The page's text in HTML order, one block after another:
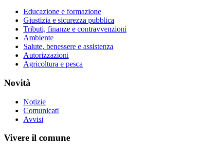
Educazione e formazione
Giustizia e sicurezza pubblica
Tributi, finanze e contravvenzioni
Ambiente
Salute, benessere e assistenza
Autorizzazioni
Agricoltura e pesca
Novità
Notizie
Comunicati
Avvisi
Vivere il comune